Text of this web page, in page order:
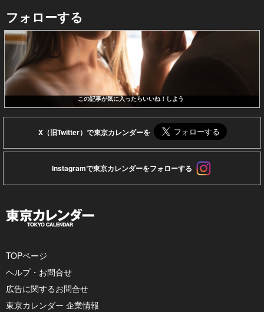
フォローする
この記事が気に入ったらいいね！しよう
X（旧Twitter）で東京カレンダーを
Instagramで東京カレンダーをフォローする
TOPページ
ヘルプ・お問合せ
広告に関するお問合せ
東京カレンダー 企業情報